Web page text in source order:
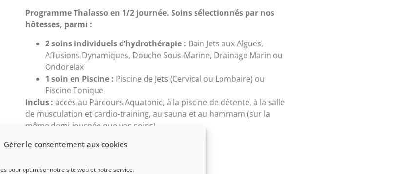
Gérer le consentement aux cookies
pour optimiser notre site web et notre service.
Programme Thalasso en 1/2 journée. Soins sélectionnés par nos
hôtesses, parmi :
2 soins individuels d’hydrothérapie : Bain Jets aux Algues,
Affusions Dynamiques, Douche Sous-Marine, Drainage Marin ou
Ondorelax
1 soin en Piscine : Piscine de Jets (Cervical ou Lombaire) ou
Piscine Tonique
Inclus : accès au Parcours Aquatonic, à la piscine de détente, à la salle
de musculation et cardio-training, au sauna et au hammam (sur la
même demi-journée que vos soins)